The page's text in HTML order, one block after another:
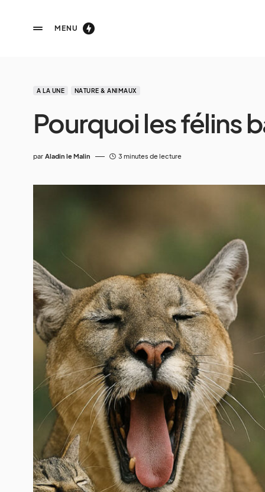
MENU
A LA UNE NATURE & ANIMAUX
Pourquoi les félins
par Aladin le Malin 3 minutes de lecture